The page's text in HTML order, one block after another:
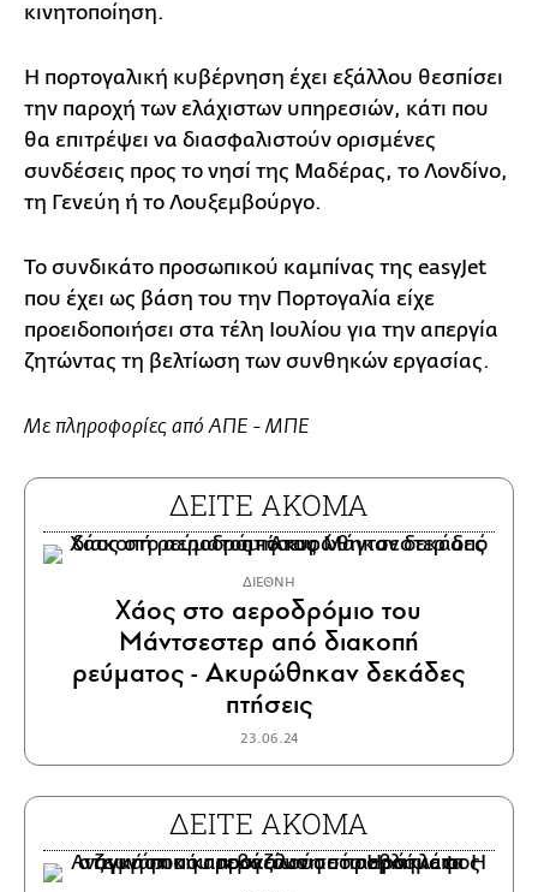
κινητοποίηση.
Η πορτογαλική κυβέρνηση έχει εξάλλου θεσπίσει
την παροχή των ελάχιστων υπηρεσιών, κάτι που
θα επιτρέψει να διασφαλιστούν ορισμένες
συνδέσεις προς το νησί της Μαδέρας, το Λονδίνο,
τη Γενεύη ή το Λουξεμβούργο.
Το συνδικάτο προσωπικού καμπίνας της easyJet
που έχει ως βάση του την Πορτογαλία είχε
προειδοποιήσει στα τέλη Ιουλίου για την απεργία
ζητώντας τη βελτίωση των συνθηκών εργασίας.
Με πληροφορίες από ΑΠΕ - ΜΠΕ
ΔΕΙΤΕ ΑΚΟΜΑ
ΔΙΕΘΝΗ
Χάος στο αεροδρόμιο του
Μάντσεστερ από διακοπή
ρεύματος - Ακυρώθηκαν δεκάδες
πτήσεις
23.06.24
ΔΕΙΤΕ ΑΚΟΜΑ